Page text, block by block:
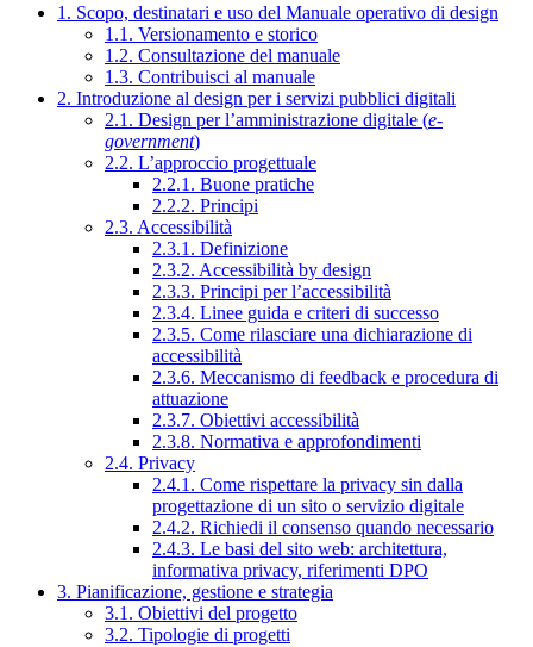
1. Scopo, destinatari e uso del Manuale operativo di design
1.1. Versionamento e storico
1.2. Consultazione del manuale
1.3. Contribuisci al manuale
2. Introduzione al design per i servizi pubblici digitali
2.1. Design per l’amministrazione digitale (e-
government)
2.2. L’approccio progettuale
2.2.1. Buone pratiche
2.2.2. Principi
2.3. Accessibilità
2.3.1. Definizione
2.3.2. Accessibilità by design
2.3.3. Principi per l’accessibilità
2.3.4. Linee guida e criteri di successo
2.3.5. Come rilasciare una dichiarazione di
accessibilità
2.3.6. Meccanismo di feedback e procedura di
attuazione
2.3.7. Obiettivi accessibilità
2.3.8. Normativa e approfondimenti
2.4. Privacy
2.4.1. Come rispettare la privacy sin dalla
progettazione di un sito o servizio digitale
2.4.2. Richiedi il consenso quando necessario
2.4.3. Le basi del sito web: architettura,
informativa privacy, riferimenti DPO
3. Pianificazione, gestione e strategia
3.1. Obiettivi del progetto
3.2. Tipologie di progetti